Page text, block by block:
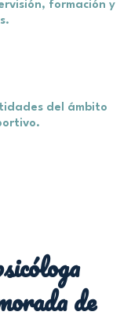
formación y
del ámbito
de